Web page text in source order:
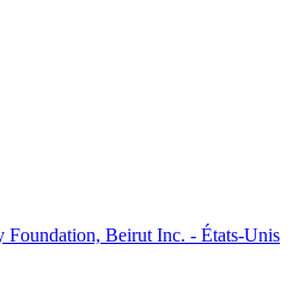
Foundation, Beirut Inc. - États-Unis